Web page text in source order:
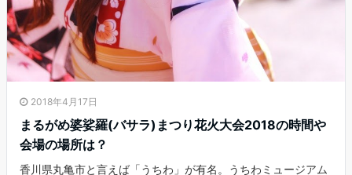
2018年4月17日
まるがめ婆娑羅(バサラ)まつり花火大会2018の時間や
会場の場所は？
香川県丸亀市と言えば「うちわ」が有名。うちわミュージアム